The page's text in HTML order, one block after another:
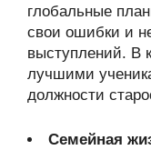
глобальные
свои ошибки и
выступлений. В
лучшими
должности
Семейная